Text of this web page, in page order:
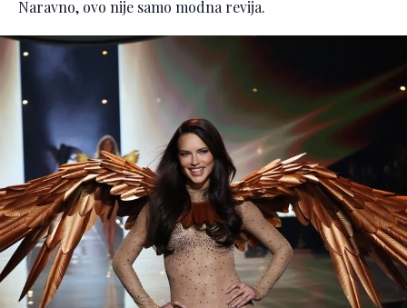
Naravno, ovo nije samo modna revija.